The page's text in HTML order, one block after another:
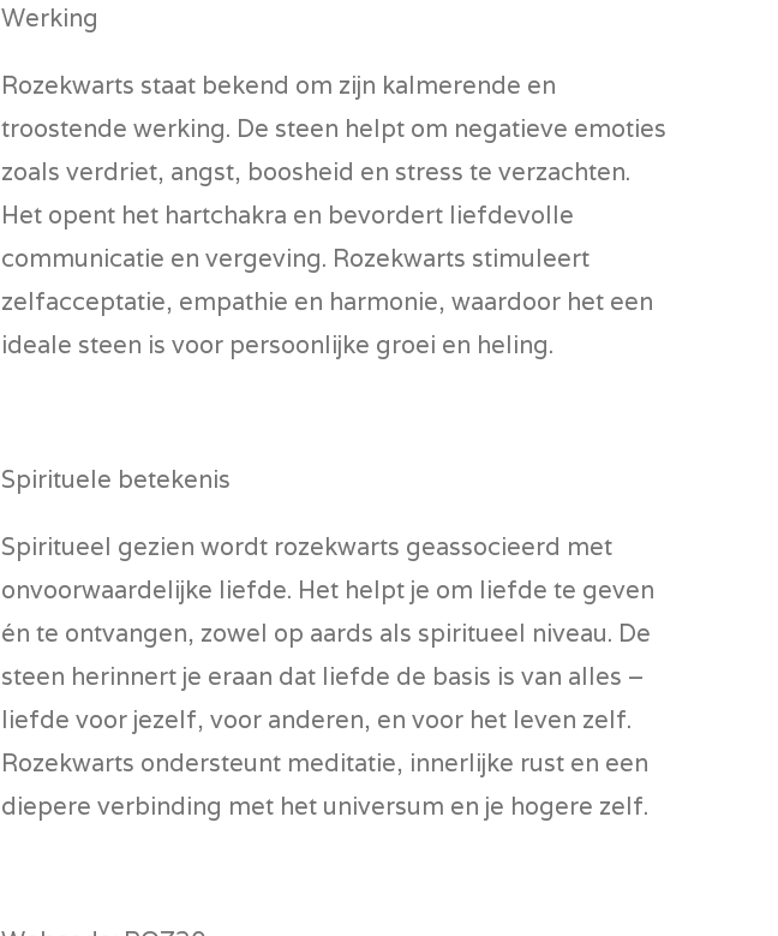
Werking
Rozekwarts staat bekend om zijn kalmerende en
troostende werking. De steen helpt om negatieve emoties
zoals verdriet, angst, boosheid en stress te verzachten.
Het opent het hartchakra en bevordert liefdevolle
communicatie en vergeving. Rozekwarts stimuleert
zelfacceptatie, empathie en harmonie, waardoor het een
ideale steen is voor persoonlijke groei en heling.
Spirituele betekenis
Spiritueel gezien wordt rozekwarts geassocieerd met
onvoorwaardelijke liefde. Het helpt je om liefde te geven
én te ontvangen, zowel op aards als spiritueel niveau. De
steen herinnert je eraan dat liefde de basis is van alles –
liefde voor jezelf, voor anderen, en voor het leven zelf.
Rozekwarts ondersteunt meditatie, innerlijke rust en een
diepere verbinding met het universum en je hogere zelf.